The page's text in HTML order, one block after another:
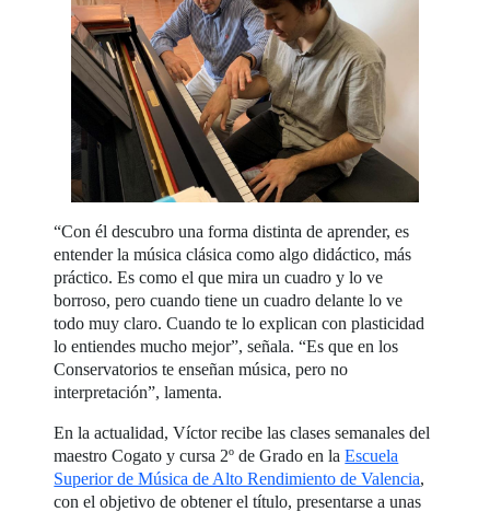
“Con él descubro una forma distinta de aprender, es
entender la música clásica como algo didáctico, más
práctico. Es como el que mira un cuadro y lo ve
borroso, pero cuando tiene un cuadro delante lo ve
todo muy claro. Cuando te lo explican con plasticidad
lo entiendes mucho mejor”, señala. “Es que en los
Conservatorios te enseñan música, pero no
interpretación”, lamenta.
En la actualidad, Víctor recibe las clases semanales del
maestro Cogato y cursa 2º de Grado en laEscuela
Superior de Música de Alto Rendimiento de Valencia,
con el objetivo de obtener el título, presentarse a unas